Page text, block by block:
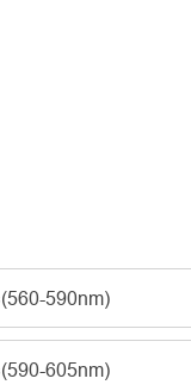
590nm)
605nm)